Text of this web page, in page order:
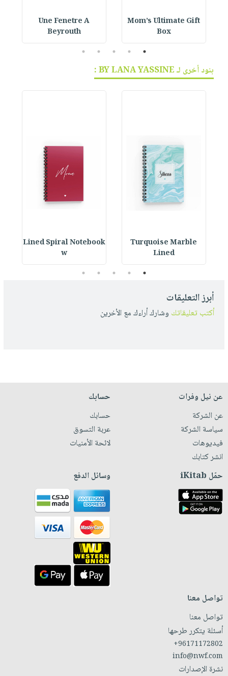
Mom’s Ultimate Gift
Box
Une Fenetre A
Beyrouth
1
2
3
4
5
بنود أخرى لـ BY LANA YASSINE :
Turquoise Marble
Lined
Lined Spiral Notebook
w
1
2
3
4
5
أبرز التعليقات
أكتب تعليقاتك وشارك أراءك مع الأخرين
عن نيل وفرات
عن الشركة
سياسة الشركة
فيديوهات
انشر كتابك
حسابك
حسابك
عربة التسوق
لائحة الأمنيات
حمّل iKitab وسائل الدفع
تواصل معنا
تواصل معنا
أسئلة يتكرر طرحها
+96171172802
info@nwf.com
نشرة الإصدارات